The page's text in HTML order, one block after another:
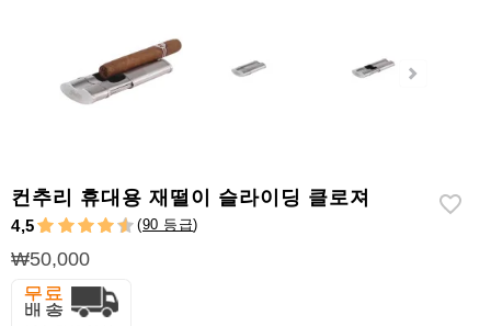
저
가
컨추리 휴대용 재떨이 슬라이딩 클로져
4,5 (90 등급)
₩50,000